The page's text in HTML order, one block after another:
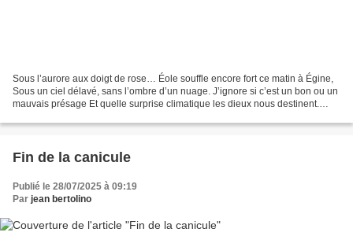
Sous l’aurore aux doigt de rose… Éole souffle encore fort ce matin à Égine,
Sous un ciel délavé, sans l’ombre d’un nuage. J’ignore si c’est un bon ou un
mauvais présage Et quelle surprise climatique les dieux nous destinent.
Fin de la canicule
Publié le 28/07/2025 à 09:19
Par jean bertolino